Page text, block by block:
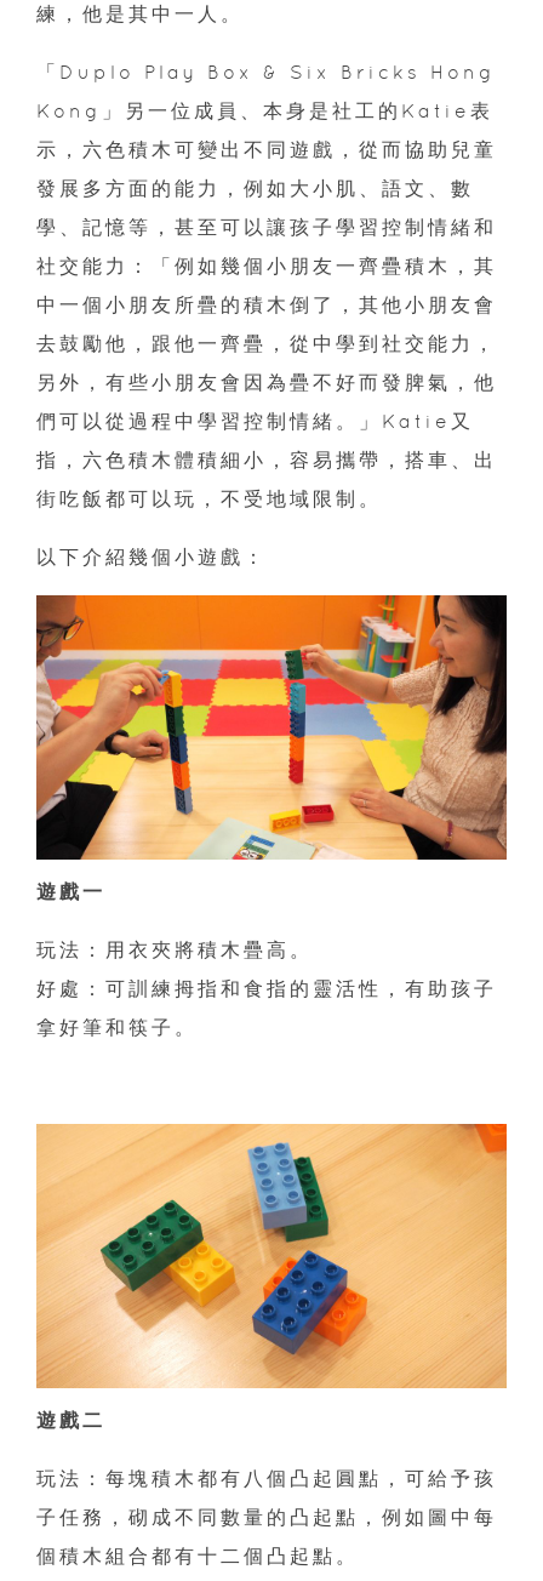
練，他是其中一人。
「Duplo Play Box & Six Bricks Hong
Kong」另一位成員、本身是社工的Katie表
示，六色積木可變出不同遊戲，從而協助兒童
發展多方面的能力，例如大小肌、語文、數
學、記憶等，甚至可以讓孩子學習控制情緒和
社交能力：「例如幾個小朋友一齊疊積木，其
中一個小朋友所疊的積木倒了，其他小朋友會
去鼓勵他，跟他一齊疊，從中學到社交能力，
另外，有些小朋友會因為疊不好而發脾氣，他
們可以從過程中學習控制情緒。」Katie又
指，六色積木體積細小，容易攜帶，搭車、出
街吃飯都可以玩，不受地域限制。
以下介紹幾個小遊戲：
遊戲一
玩法：用衣夾將積木疊高。
好處：可訓練拇指和食指的靈活性，有助孩子
拿好筆和筷子。
遊戲二
玩法：每塊積木都有八個凸起圓點，可給予孩
子任務，砌成不同數量的凸起點，例如圖中每
個積木組合都有十二個凸起點。